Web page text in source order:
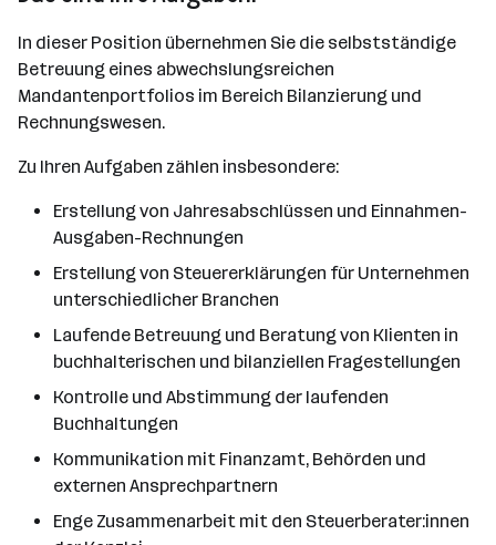
In dieser Position übernehmen Sie die selbstständige
Betreuung eines abwechslungsreichen
Mandantenportfolios im Bereich Bilanzierung und
Rechnungswesen.
Zu Ihren Aufgaben zählen insbesondere:
Erstellung von Jahresabschlüssen und Einnahmen-
Ausgaben-Rechnungen
Erstellung von Steuererklärungen für Unternehmen
unterschiedlicher Branchen
Laufende Betreuung und Beratung von Klienten in
buchhalterischen und bilanziellen Fragestellungen
Kontrolle und Abstimmung der laufenden
Buchhaltungen
Kommunikation mit Finanzamt, Behörden und
externen Ansprechpartnern
Enge Zusammenarbeit mit den Steuerberater:innen